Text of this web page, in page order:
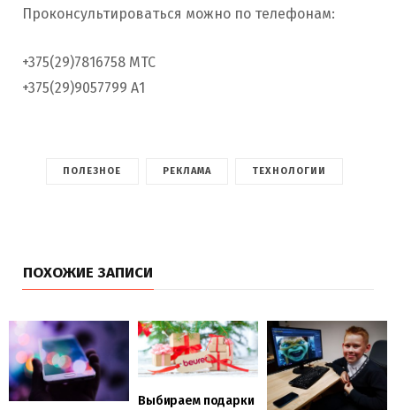
Проконсультироваться можно по телефонам:
+375(29)7816758 МТС
+375(29)9057799 А1
ПОЛЕЗНОЕ РЕКЛАМА ТЕХНОЛОГИИ
ПОХОЖИЕ ЗАПИСИ
Выбираем подарки